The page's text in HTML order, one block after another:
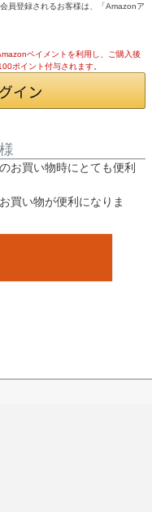
員登録されるお客様は、「Amazonア
ペイメントを利用し、ご購入後
ポイント付与されます。
お買い物時にとても便利
買い物が便利になりま